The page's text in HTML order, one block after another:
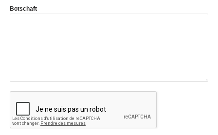
Botschaft